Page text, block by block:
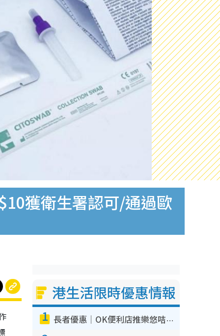
獲衛生署認可/通過歐
港生活限時優惠情報
1 長者優惠｜OK便利店推樂悠咭優惠！買麵包/牛奶/保健品拍卡即減